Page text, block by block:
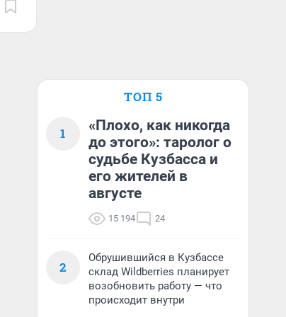
ТОП 5
1
«Плохо, как никогда
до этого»: таролог о
судьбе Кузбасса и
его жителей в
августе
15 194 24
2
Обрушившийся в Кузбассе
склад Wildberries планирует
возобновить работу — что
происходит внутри